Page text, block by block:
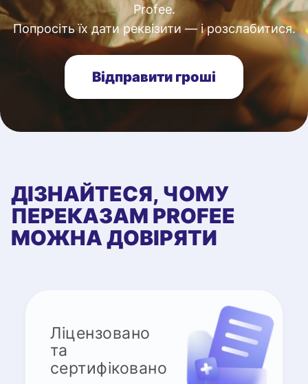
Profee.
Попросіть їх дати реквізити — і розслабитися.
Відправити гроші
ДІЗНАЙТЕСЯ, ЧОМУ
ПЕРЕКАЗАМ PROFEE
МОЖНА ДОВІРЯТИ
Ліцензовано
та
сертифіковано